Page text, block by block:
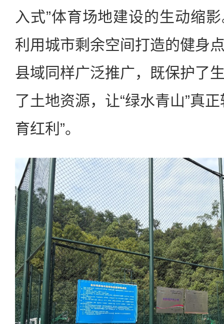
入式”体育场地建设的生动缩
利用城市剩余空间打造的健身
县域同样广泛推广，既保护了
了土地资源，让“绿水青山”真
育红利”。